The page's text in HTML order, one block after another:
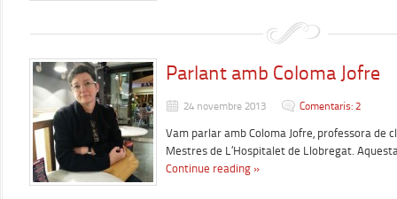
Parlant amb Coloma Jofre
24 novembre 2013 Comentaris: 2
Vam parlar amb Coloma Jofre, professora de
Mestres de L’Hospitalet de Llobregat.
Continue reading »